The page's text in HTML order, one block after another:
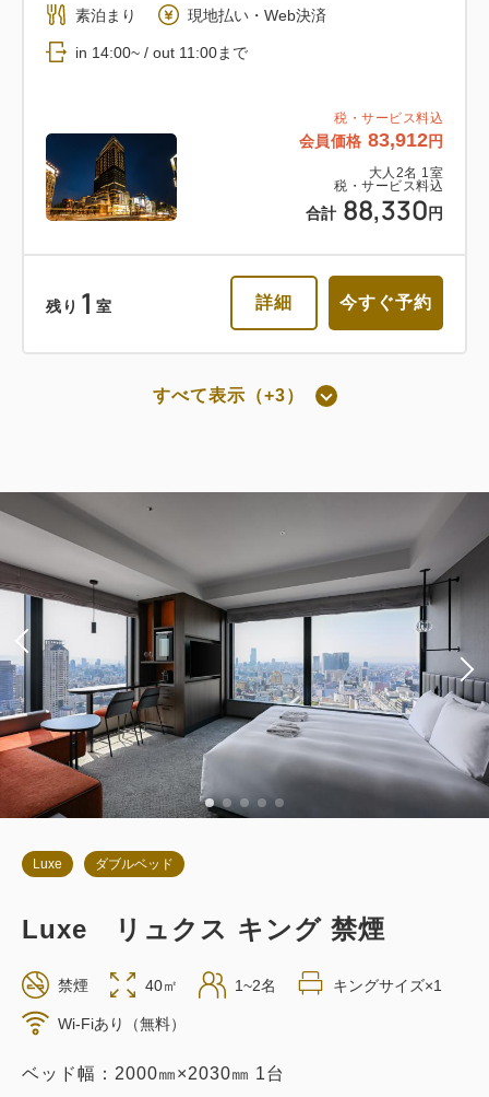
税・サービス料込
会員価格 82,742円
大人 2名1室
87,098
返金不可 朝食付き
詳細 今すぐ予約
税・サービス料込
会員価格 83,912円
大人 2名 1 室
税・サービス料込
合計 88,330 円
素泊まり 現地払い・Web決済
in 14:00~ / out 11:00まで
残り 1 室 詳細 今すぐ予約
税・サービス料込
会員価格 91,132円
大人2名
室
税・サービス料込
合計 95,930 円
朝食 現地払い・Web決済
in 14:00~ / out 11:00まで
残り1室 詳細 今すぐ予約
お部屋のみ
返金不可 素泊まり
in 14:00~ / out 11:00まで
すべて表示（+3）
Luxe ダブルベッド
Luxe リュクス キング 禁煙
禁煙 40㎡ 1~2名 キングサイズ×1
Wi-Fiあり（無料）
ベッド幅：2000㎜×2030㎜ 1台